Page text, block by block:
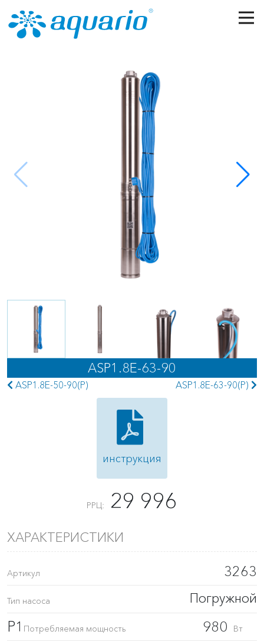
Перейти к основному содержанию
ASP1.8E-63-90
ASP1.8E-50-90(P) ASP1.8E-63-90(P)
инструкция
РРЦ: 29 996
ХАРАКТЕРИСТИКИ
Артикул 3263
Тип насоса Погружной
P1 Потребляемая мощность 980 Вт